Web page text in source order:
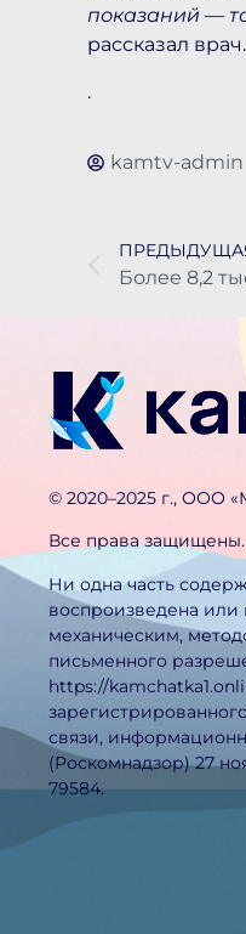
показаний —
рассказал врач.
.
kamtv-admin
©️ 2020–2025 г., ООО
Все права защищены.
Ни одна часть
воспроизведена
механическим,
письменного
https://
связи,
(Роскомнадзор) 27
79584.